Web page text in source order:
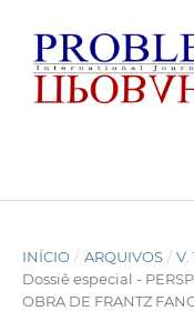
INÍCIO / ARQUIVOS / V.
Dossiê especial -
OBRA DE FRANTZ